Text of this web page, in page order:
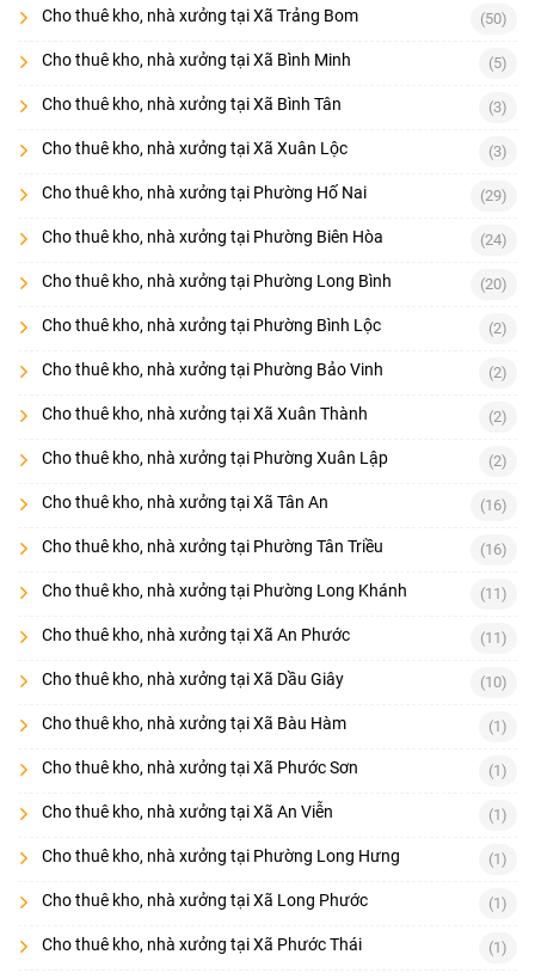
Cho thuê kho, nhà xưởng tại Xã Trảng Bom (50)
Cho thuê kho, nhà xưởng tại Xã Bình Minh (5)
Cho thuê kho, nhà xưởng tại Xã Bình Tân (3)
Cho thuê kho, nhà xưởng tại Xã Xuân Lộc (3)
Cho thuê kho, nhà xưởng tại Phường Hố Nai (29)
Cho thuê kho, nhà xưởng tại Phường Biên Hòa (24)
Cho thuê kho, nhà xưởng tại Phường Long Bình (20)
Cho thuê kho, nhà xưởng tại Phường Bình Lộc (2)
Cho thuê kho, nhà xưởng tại Phường Bảo Vinh (2)
Cho thuê kho, nhà xưởng tại Xã Xuân Thành (2)
Cho thuê kho, nhà xưởng tại Phường Xuân Lập (2)
Cho thuê kho, nhà xưởng tại Xã Tân An (16)
Cho thuê kho, nhà xưởng tại Phường Tân Triều (16)
Cho thuê kho, nhà xưởng tại Phường Long Khánh (11)
Cho thuê kho, nhà xưởng tại Xã An Phước (11)
Cho thuê kho, nhà xưởng tại Xã Dầu Giây (10)
Cho thuê kho, nhà xưởng tại Xã Bàu Hàm (1)
Cho thuê kho, nhà xưởng tại Xã Phước Sơn (1)
Cho thuê kho, nhà xưởng tại Xã An Viễn (1)
Cho thuê kho, nhà xưởng tại Phường Long Hưng (1)
Cho thuê kho, nhà xưởng tại Xã Long Phước (1)
Cho thuê kho, nhà xưởng tại Xã Phước Thái (1)